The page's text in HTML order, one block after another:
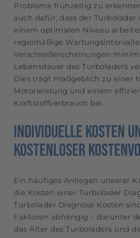
Probleme frühzeitig zu
auch dafür, dass der
einem optimalen Niveau
regelmäßige
Verschleißerscheinungen
Lebensdauer des Turboladers
Dies trägt maßgeblich zu einer
Motorleistung und einem
Kraftstoffverbrauch bei.
Individuelle Kosten
kostenloser
Ein häufiges Anliegen unserer
die Kosten einer Turbolader
Turbolader Diagnose Kosten
Faktoren abhängig – darunter
das Alter des Turboladers und